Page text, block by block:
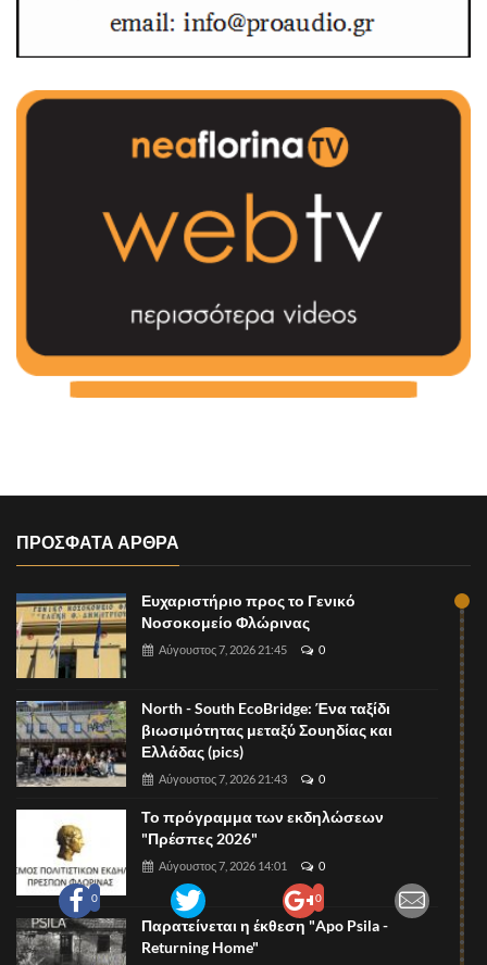
0 0
ΠΡΟΣΦΑΤΑ ΑΡΘΡΑ
Ευχαριστήριο προς το Γενικό
Νοσοκομείο Φλώρινας
Αύγουστος 7, 2026 21:45 0
North - South EcoBridge: Ένα ταξίδι
βιωσιμότητας μεταξύ Σουηδίας και
Ελλάδας (pics)
Αύγουστος 7, 2026 21:43 0
Το πρόγραμμα των εκδηλώσεων
"Πρέσπες 2026"
Αύγουστος 7, 2026 14:01 0
Παρατείνεται η έκθεση "Apo Psila -
Returning Home"